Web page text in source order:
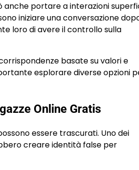
portare a interazioni
iniziare una conversazione
loro di avere il controllo sulla
basate su valori e
esplorare diverse opzioni
Online Gratis
essere trascurati. Uno dei
creare identità false per